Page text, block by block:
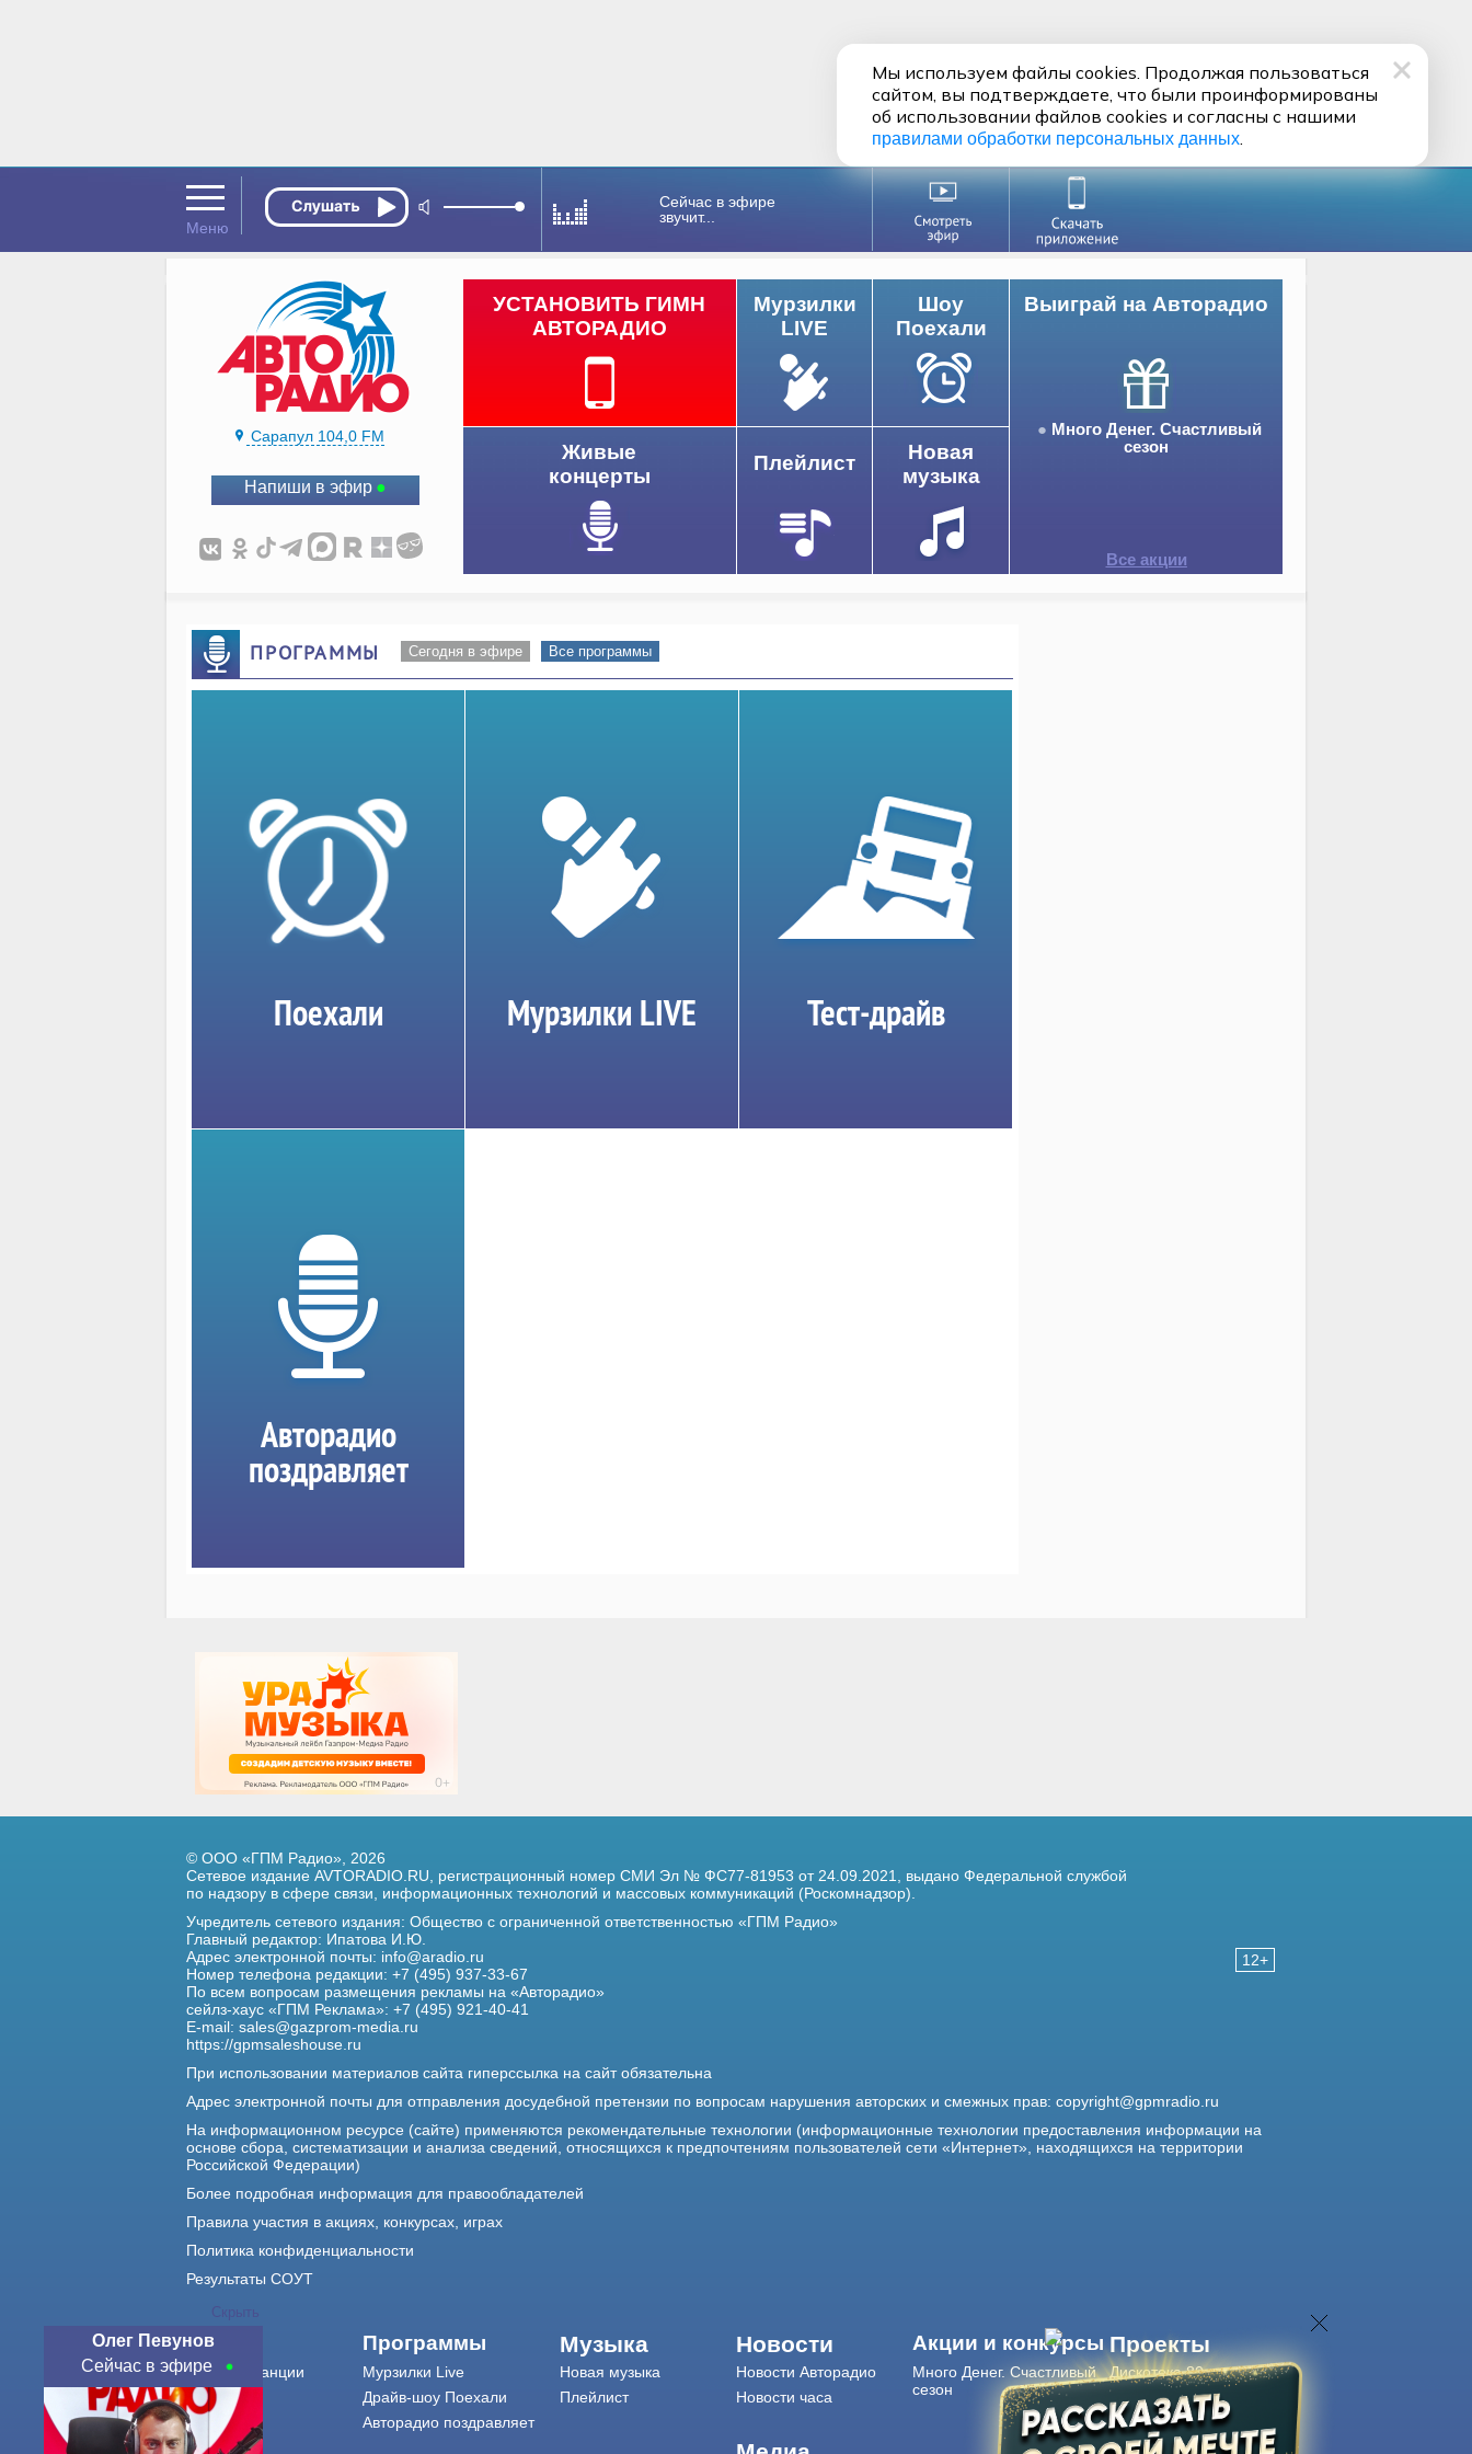
Сейчас в эфире
звучит...
Сарапул 104,0 FM
Напиши в эфир
Выиграй на Авторадио
Много Денег. Счастливый
сезон
Все акции
УСТАНОВИТЬ ГИМН
АВТОРАДИО
Мурзилки
LIVE
Шоу
Поехали
Живые
концерты
Плейлист
Новая
музыка
ПРОГРАММЫ Сегодня в эфире Все программы
Поехали Мурзилки LIVE Тест-драйв
Авторадио
поздравляет
Скрыть
Олег Певунов
Сейчас в эфире
12+
© ООО «ГПМ Радио», 2026
Сетевое издание AVTORADIO.RU, регистрационный номер СМИ Эл № ФС77-81953 от 24.09.2021,
выдано Федеральной службой
по надзору в сфере связи,
информационных технологий и массовых коммуникаций (Роскомнадзор).
Учредитель сетевого издания: Общество с ограниченной ответственностью «ГПМ Радио»
Главный редактор: Ипатова И.Ю.
Адрес электронной почты: info@aradio.ru
Номер телефона редакции: +7 (495) 937-33-67
По всем вопросам размещения рекламы на «Авторадио»
сейлз-хаус «ГПМ Реклама»: +7 (495) 921-40-41
E-mail: sales@gazprom-media.ru
https://gpmsaleshouse.ru
При использовании материалов сайта гиперссылка на сайт обязательна
Адрес электронной почты для отправления досудебной претензии по вопросам нарушения авторских и смежных прав: copyright@gpmradio.ru
На информационном ресурсе (сайте) применяются рекомендательные технологии (информационные технологии предоставления информации на
основе сбора, систематизации и анализа сведений, относящихся к предпочтениям пользователей сети «Интернет», находящихся на территории
Российской Федерации)
Более подробная информация для правообладателей
Правила участия в акциях, конкурсах, играх
Политика конфиденциальности
Результаты СОУТ
О нас
О радиостанции
Команда
Контакты
Реклама
Программы
Мурзилки Live
Драйв-шоу Поехали
Авторадио поздравляет
Музыка
Новая музыка
Плейлист
Новости
Новости Авторадио
Новости часа
Акции и конкурсы
Много Денег. Счастливый
сезон
Проекты
Дискотека 80-х
Живые концерты
Журнал Авторадио
Авторадиов смартфоне
Мы используем файлы cookies. Продолжая пользоваться
сайтом, вы подтверждаете, что были проинформированы
об использовании файлов cookies и согласны с нашими
правилами обработки персональных данных.